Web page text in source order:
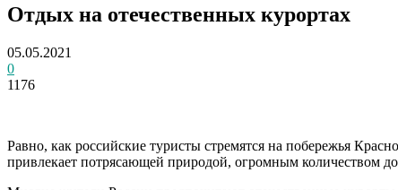
Отдых на отечественных курортах
05.05.2021
0
1176
Равно, как российские туристы стремятся на побережья
привлекает потрясающей природой, огромным количеством